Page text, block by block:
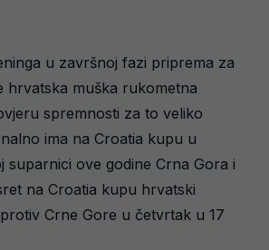
u završnoj fazi priprema za
hrvatska muška rukometna
spremnosti za to veliko
ima na Croatia kupu u
suparnici ove godine Crna Gora i
na Croatia kupu hrvatski
Crne Gore u četvrtak u 17